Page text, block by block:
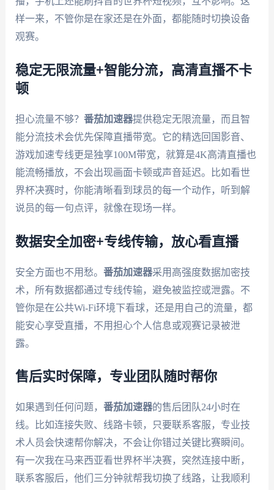
样一来，不管你是在家还是在外面，都能随时切换设备
观赛。
稳定无限流量+智能分流，高清直播不卡
顿
担心流量不够？ 番茄加速器提供稳定无限流量，而且智
能分流技术会优先保障直播带宽。它的精选回国影音、
游戏加速专线更是独享100M带宽，就算是4K高清直播也
能流畅播放，不会出现画面卡顿或声音延迟。比如看世
界杯决赛时，你能清晰看到球员的每一个动作，听到解
说员的每一句点评，就像在现场一样。
数据安全加密+专线传输，放心看直播
安全方面也不用愁。 番茄加速器采用高强度数据加密技
术，所有数据都通过专线传输，避免被监控或泄露。不
管你是在公共Wi-Fi环境下看球，还是用自己的流量，都
能安心享受直播，不用担心个人信息或观赛记录被泄
露。
售后实时保障，专业团队随时帮你
如果遇到任何问题， 番茄加速器的售后团队24小时在
线。比如连接失败、线路卡顿，只要联系客服，专业技
术人员会快速帮你解决，不会让你错过关键比赛瞬间。
有一次我在马来西亚看世界杯半决赛，突然连接中断，
联系客服后，他们三分钟就帮我切换了线路，让我顺利